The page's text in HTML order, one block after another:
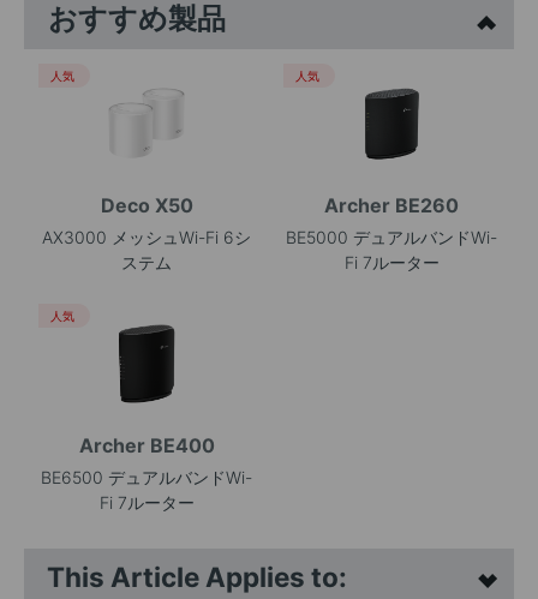
おすすめ製品
Deco X50
AX3000 メッシュWi-Fi 6シ
ステム
人気
Archer BE260
BE5000 デュアルバンドWi-
Fi 7ルーター
人気
Archer BE400
BE6500 デュアルバンドWi-
Fi 7ルーター
人気
This Article Applies to: